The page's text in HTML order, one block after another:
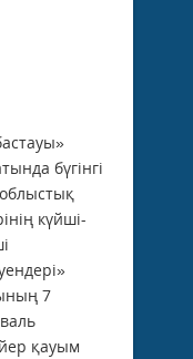
бүгінгі
облыстық
күйші-
7
қауым